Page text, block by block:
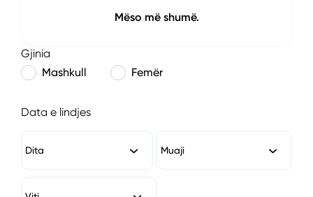
Gjinia
Mashkull
Femër
Data e lindjes
Dita Muaji
Mëso më shumë.